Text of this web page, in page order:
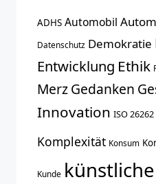
ADHS Automobil
Datenschutz Demokratie
Entwicklung Ethik
MerzGedanken
Innovation ISO 26262
Komplexität Konsum
Kunde